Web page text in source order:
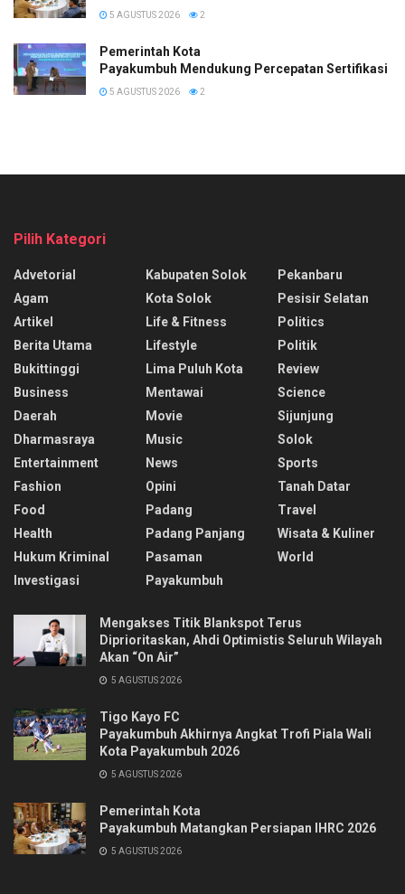
5 AGUSTUS 2026 2
Pemerintah Kota
Payakumbuh Mendukung Percepatan Sertifikasi
5 AGUSTUS 2026 2
Pilih Kategori
Advetorial
Agam
Artikel
Berita Utama
Bukittinggi
Business
Daerah
Dharmasraya
Entertainment
Fashion
Food
Health
Hukum Kriminal
Investigasi
Kabupaten Solok
Kota Solok
Life & Fitness
Lifestyle
Lima Puluh Kota
Mentawai
Movie
Music
News
Opini
Padang
Padang Panjang
Pasaman
Payakumbuh
Pekanbaru
Pesisir Selatan
Politics
Politik
Review
Science
Sijunjung
Solok
Sports
Tanah Datar
Travel
Wisata & Kuliner
World
Mengakses Titik Blankspot Terus
Diprioritaskan, Ahdi Optimistis Seluruh Wilayah
Akan “On Air”
5 AGUSTUS 2026
Tigo Kayo FC
Payakumbuh Akhirnya Angkat Trofi Piala Wali
Kota Payakumbuh 2026
5 AGUSTUS 2026
Pemerintah Kota
Payakumbuh Matangkan Persiapan IHRC 2026
5 AGUSTUS 2026